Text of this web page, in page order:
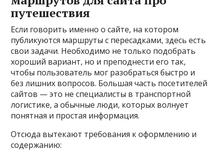
путешествия
Если говорить именно о сайте, на котором
публикуются маршруты с пересадками, здесь есть
свои задачи. Необходимо не только подобрать
хороший вариант, но и преподнести его так,
чтобы пользователь мог разобраться быстро и
без лишних вопросов. Большая часть посетителей
сайтов — это не специалисты в транспортной
логистике, а обычные люди, которых волнует
понятная и простая информация.
Отсюда вытекают требования к оформлению и
содержанию: